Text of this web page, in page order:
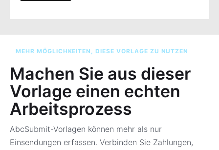
MEHR MÖGLICHKEITEN, DIESE VORLAGE ZU NUTZEN
Machen Sie aus dieser
Vorlage einen echten
Arbeitsprozess
AbcSubmit-Vorlagen können mehr als nur
Einsendungen erfassen. Verbinden Sie Zahlungen,